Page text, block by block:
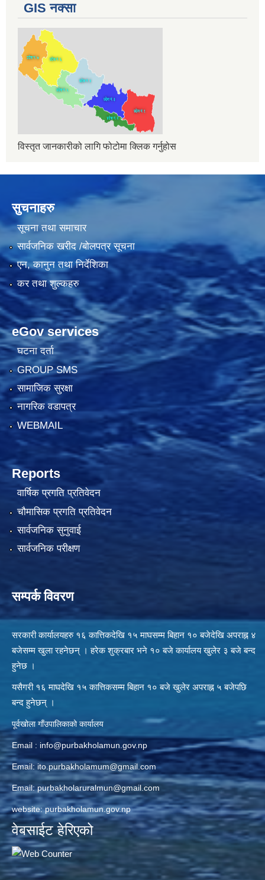
GIS नक्सा
विस्तृत जानकारीको लागि फोटोमा क्लिक गर्नुहोस
सुचनाहरु
सूचना तथा समाचार
सार्वजनिक खरीद /बोलपत्र सूचना
एन, कानुन तथा निर्देशिका
कर तथा शुल्कहरु
eGov services
घटना दर्ता
GROUP SMS
सामाजिक सुरक्षा
नागरिक वडापत्र
WEBMAIL
Reports
वार्षिक प्रगति प्रतिवेदन
चौमासिक प्रगति प्रतिवेदन
सार्वजनिक सुनुवाई
सार्वजनिक परीक्षण
सम्पर्क विवरण
सरकारी कार्यालयहरु १६ कात्तिकदेखि १५ माघसम्म बिहान १० बजेदेखि अपराह्न ४
बजेसम्म खुला रहनेछन् । हरेक शुक्रबार भने १० बजे कार्यालय खुलेर ३ बजे बन्द
हुनेछ ।
यसैगरी १६ माघदेखि १५ कात्तिकसम्म बिहान १० बजे खुलेर अपराह्न ५ बजेपछि
बन्द हुनेछन् ।
पूर्वखोला गाँउपालिकाको कार्यालय
Email : info@purbakholamun.gov.np
Email: ito.purbakholamum@gmail.com
Email:purbakholaruralmun@gmail.com
website: purbakholamun.gov.np
वेबसाईट हेरिएको